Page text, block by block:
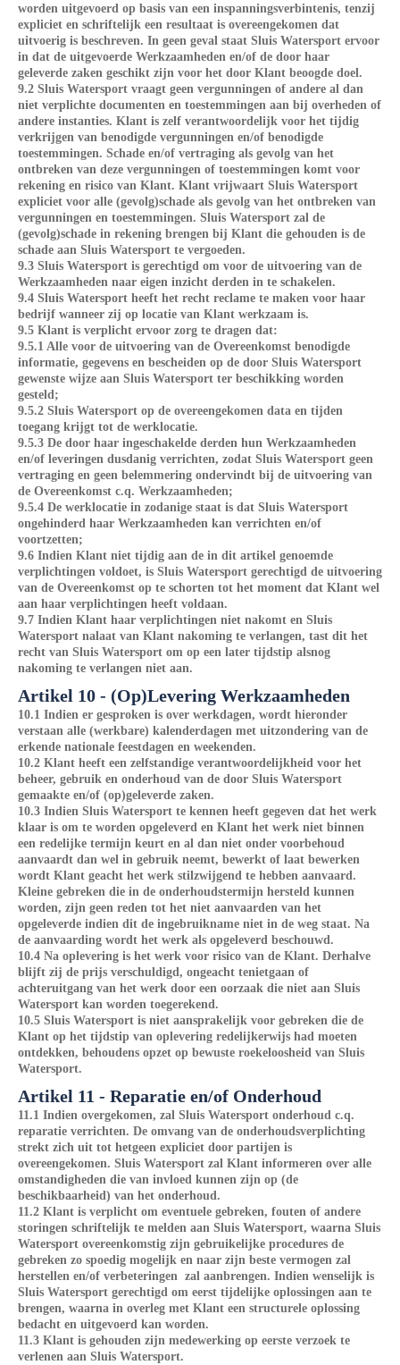
worden uitgevoerd op basis van een inspanningsverbintenis, tenzij
expliciet en schriftelijk een resultaat is overeengekomen dat
uitvoerig is beschreven. In geen geval staat Sluis Watersport ervoor
in dat de uitgevoerde Werkzaamheden en/of de door haar
geleverde zaken geschikt zijn voor het door Klant beoogde doel.
9.2 Sluis Watersport vraagt geen vergunningen of andere al dan
niet verplichte documenten en toestemmingen aan bij overheden of
andere instanties. Klant is zelf verantwoordelijk voor het tijdig
verkrijgen van benodigde vergunningen en/of benodigde
toestemmingen. Schade en/of vertraging als gevolg van het
ontbreken van deze vergunningen of toestemmingen komt voor
rekening en risico van Klant. Klant vrijwaart Sluis Watersport
expliciet voor alle (gevolg)schade als gevolg van het ontbreken van
vergunningen en toestemmingen. Sluis Watersport zal de
(gevolg)schade in rekening brengen bij Klant die gehouden is de
schade aan Sluis Watersport te vergoeden.
9.3 Sluis Watersport is gerechtigd om voor de uitvoering van de
Werkzaamheden naar eigen inzicht derden in te schakelen.
9.4 Sluis Watersport heeft het recht reclame te maken voor haar
bedrijf wanneer zij op locatie van Klant werkzaam is.
9.5 Klant is verplicht ervoor zorg te dragen dat:
9.5.1 Alle voor de uitvoering van de Overeenkomst benodigde
informatie, gegevens en bescheiden op de door Sluis Watersport
gewenste wijze aan Sluis Watersport ter beschikking worden
gesteld;
9.5.2 Sluis Watersport op de overeengekomen data en tijden
toegang krijgt tot de werklocatie.
9.5.3 De door haar ingeschakelde derden hun Werkzaamheden
en/of leveringen dusdanig verrichten, zodat Sluis Watersport geen
vertraging en geen belemmering ondervindt bij de uitvoering van
de Overeenkomst c.q. Werkzaamheden;
9.5.4 De werklocatie in zodanige staat is dat Sluis Watersport
ongehinderd haar Werkzaamheden kan verrichten en/of
voortzetten;
9.6 Indien Klant niet tijdig aan de in dit artikel genoemde
verplichtingen voldoet, is Sluis Watersport gerechtigd de uitvoering
van de Overeenkomst op te schorten tot het moment dat Klant wel
aan haar verplichtingen heeft voldaan.
9.7 Indien Klant haar verplichtingen niet nakomt en Sluis
Watersport nalaat van Klant nakoming te verlangen, tast dit het
recht van Sluis Watersport om op een later tijdstip alsnog
nakoming te verlangen niet aan.
Artikel 10 - (Op)Levering Werkzaamheden
10.1 Indien er gesproken is over werkdagen, wordt hieronder
verstaan alle (werkbare) kalenderdagen met uitzondering van de
erkende nationale feestdagen en weekenden.
10.2 Klant heeft een zelfstandige verantwoordelijkheid voor het
beheer, gebruik en onderhoud van de door Sluis Watersport
gemaakte en/of (op)geleverde zaken.
10.3 Indien Sluis Watersport te kennen heeft gegeven dat het werk
klaar is om te worden opgeleverd en Klant het werk niet binnen
een redelijke termijn keurt en al dan niet onder voorbehoud
aanvaardt dan wel in gebruik neemt, bewerkt of laat bewerken
wordt Klant geacht het werk stilzwijgend te hebben aanvaard.
Kleine gebreken die in de onderhoudstermijn hersteld kunnen
worden, zijn geen reden tot het niet aanvaarden van het
opgeleverde indien dit de ingebruikname niet in de weg staat. Na
de aanvaarding wordt het werk als opgeleverd beschouwd.
10.4 Na oplevering is het werk voor risico van de Klant. Derhalve
blijft zij de prijs verschuldigd, ongeacht tenietgaan of
achteruitgang van het werk door een oorzaak die niet aan Sluis
Watersport kan worden toegerekend.
10.5 Sluis Watersport is niet aansprakelijk voor gebreken die de
Klant op het tijdstip van oplevering redelijkerwijs had moeten
ontdekken, behoudens opzet op bewuste roekeloosheid van Sluis
Watersport.
Artikel 11 - Reparatie en/of Onderhoud
11.1 Indien overgekomen, zal Sluis Watersport onderhoud c.q.
reparatie verrichten. De omvang van de onderhoudsverplichting
strekt zich uit tot hetgeen expliciet door partijen is
overeengekomen. Sluis Watersport zal Klant informeren over alle
omstandigheden die van invloed kunnen zijn op (de
beschikbaarheid) van het onderhoud.
11.2 Klant is verplicht om eventuele gebreken, fouten of andere
storingen schriftelijk te melden aan Sluis Watersport, waarna Sluis
Watersport overeenkomstig zijn gebruikelijke procedures de
gebreken zo spoedig mogelijk en naar zijn beste vermogen zal
herstellen en/of verbeteringen zal aanbrengen. Indien wenselijk is
Sluis Watersport gerechtigd om eerst tijdelijke oplossingen aan te
brengen, waarna in overleg met Klant een structurele oplossing
bedacht en uitgevoerd kan worden.
11.3 Klant is gehouden zijn medewerking op eerste verzoek te
verlenen aan Sluis Watersport.